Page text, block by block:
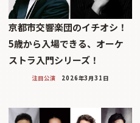
京都市交響楽団のイチオシ！
5歳から入場できる、オーケ
ストラ入門シリーズ！
注目公演 2026年3月31日